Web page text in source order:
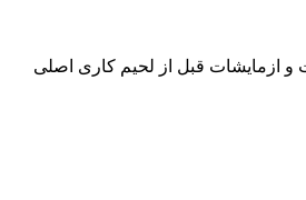
ازمایشات قبل از لحیم کاری اصلی